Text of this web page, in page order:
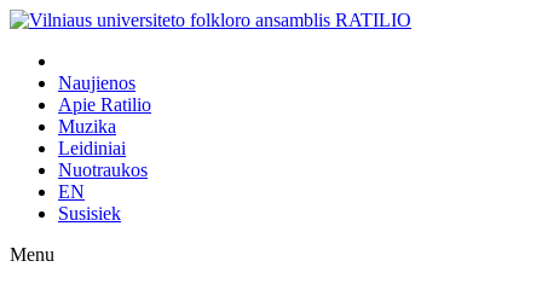
Naujienos
Apie Ratilio
Muzika
Leidiniai
Nuotraukos
EN
Susisiek
Menu